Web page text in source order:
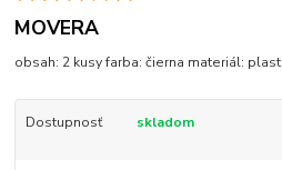
MOVERA
obsah: 2 kusy farba: čierna materiál: plast
Dostupnosť skladom